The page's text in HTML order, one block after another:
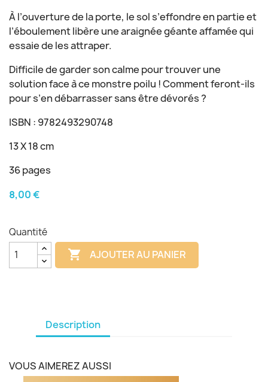
À l’ouverture de la porte, le sol s’effondre en partie et
l’éboulement libère une araignée géante affamée qui
essaie de les attraper.
Difficile de garder son calme pour trouver une
solution face à ce monstre poilu ! Comment feront-ils
pour s’en débarrasser sans être dévorés ?
ISBN : 9782493290748
13 X 18 cm
36 pages
8,00 €
Quantité
 AJOUTER AU PANIER
Description
VOUS AIMEREZ AUSSI